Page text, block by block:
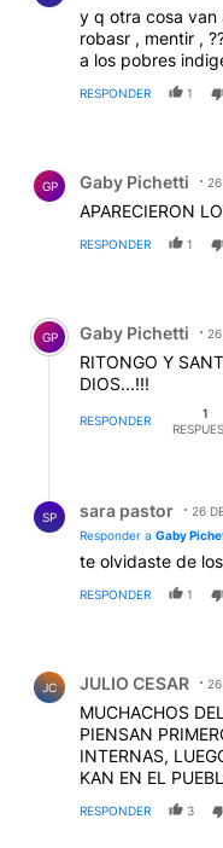
y q otra cosa van
robasr , mentir ,
a los pobres
RESPONDER 1
GP Gaby Pichetti
APARECIERON
RESPONDER 1
Comentario de Gaby
GP Gaby Pichetti
RITONGO Y
DIOS...!!!
RESPONDER
1
SP sara pastor
26
Responder a Gaby
te olvidaste de
RESPONDER 1
JC JULIO CESAR
MUCHACHOS
PIENSAN
INTERNAS,
KAN EN EL
RESPONDER 3